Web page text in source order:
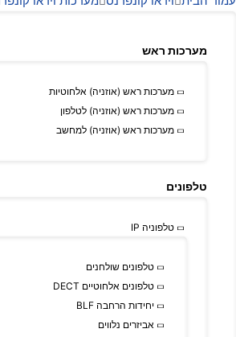
מערכות ראש
מערכות ראש (אוזניה) אלחוטיות
מערכות ראש (אוזניה) לטלפון
מערכות ראש (אוזניה) למחשב
טלפונים
טלפוניה IP
טלפונים שולחנים
טלפונים אלחוטיים DECT
יחידות הרחבה BLF
אביזרים נלווים